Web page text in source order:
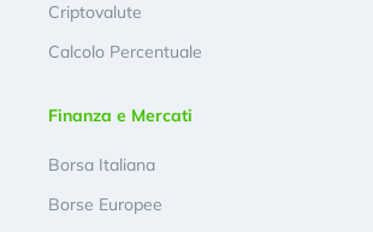
Criptovalute
Calcolo Percentuale
Finanza e Mercati
Borsa Italiana
Borse Europee